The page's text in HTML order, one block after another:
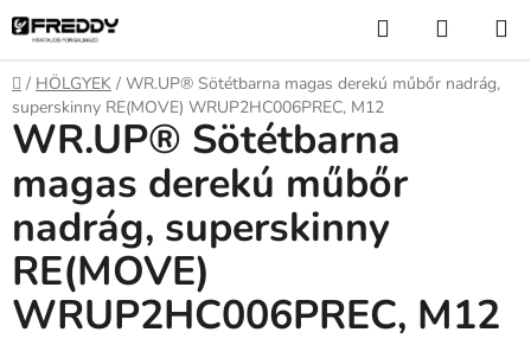
Ugrás
fő
tartalomhoz
KeresésKOSÁR
Kezdőlap
/ HÖLGYEK / WR.UP® Sötétbarna magas derekú műbőr nadrág,
superskinny RE(MOVE) WRUP2HC006PREC, M12
WR.UP® Sötétbarna
magas derekú műbőr
nadrág, superskinny
RE(MOVE)
WRUP2HC006PREC, M12